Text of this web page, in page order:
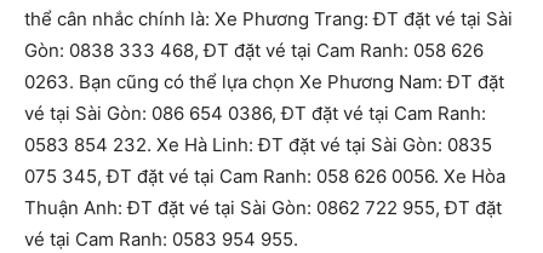
thể cân nhắc chính là: Xe Phương Trang: ĐT đặt vé tại Sài
Gòn: 0838 333 468, ĐT đặt vé tại Cam Ranh: 058 626
0263. Bạn cũng có thể lựa chọn Xe Phương Nam: ĐT đặt
vé tại Sài Gòn: 086 654 0386, ĐT đặt vé tại Cam Ranh:
0583 854 232. Xe Hà Linh: ĐT đặt vé tại Sài Gòn: 0835
075 345, ĐT đặt vé tại Cam Ranh: 058 626 0056. Xe Hòa
Thuận Anh: ĐT đặt vé tại Sài Gòn: 0862 722 955, ĐT đặt
vé tại Cam Ranh: 0583 954 955.